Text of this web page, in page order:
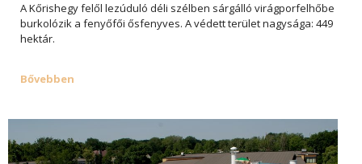
A Kőrishegy felől lezúduló déli szélben sárgálló virágporfelhőbe
burkolózik a fenyőfői ősfenyves. A védett terület nagysága: 449
hektár.
Bővebben